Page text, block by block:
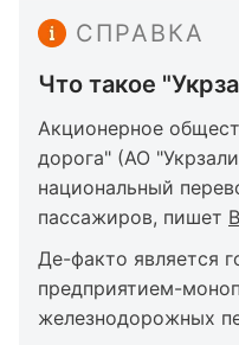
СПРАВКА
Что такое
Акционерное
дорога" (АО
национальный
пассажиров, пишет
Де-факто является
предприятием-
железнодорожных